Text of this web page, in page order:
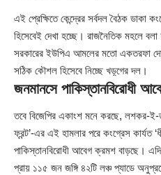
এই প্রেক্ষিতে কেন্দ্রের সর্বদল বৈঠক ডাকা
হিসেবেই দেখা হচ্ছে। রাজনৈতিক মহলে
সরকারের ইউপিএ আমলের মতো একতরফা
সঠিক কৌশল হিসেবে নিচ্ছে খড়্গের দল।
জনমানসে পাকিস্তানবিরোধী
তবে বিজেপির একাংশ মনে করছে, লশকর-ই-
ফ্রন্ট’-এর এই হামলার পরে কংগ্রেস কার্যত
পাকিস্তানবিরোধী আবেগ ক্রমশ বাড়ছে।
প্রায় ১১৫ জন জঙ্গি ৪২টি লঞ্চ প্যাডে